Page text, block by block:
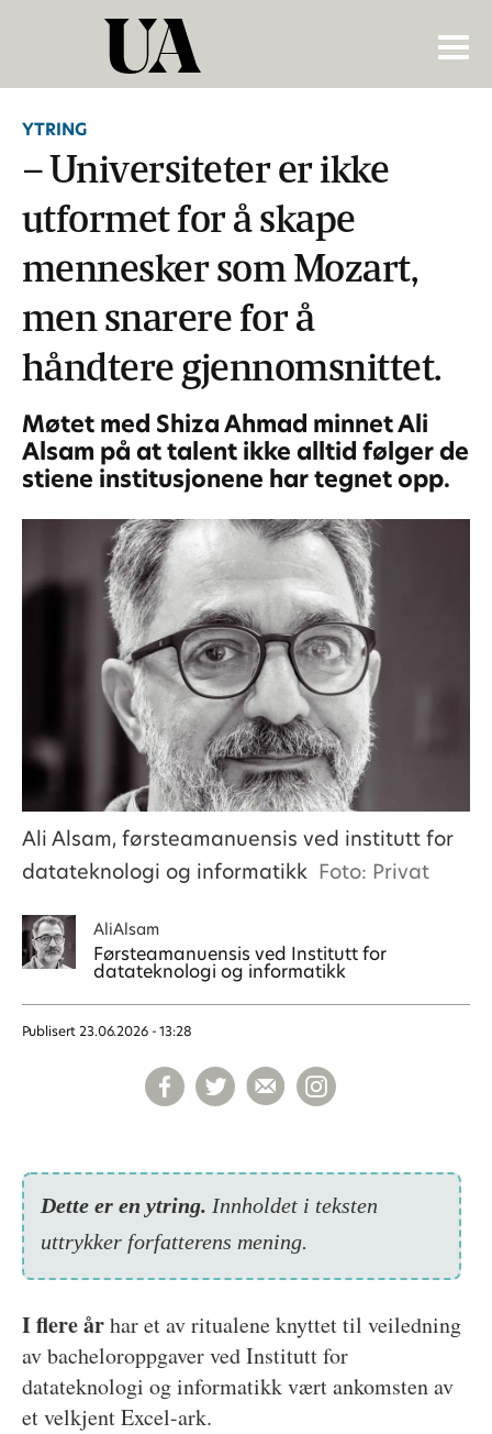
YTRING
– Universiteter er ikke
utformet for å skape
mennesker som Mozart,
men snarere for å
håndtere gjennomsnittet.
Møtet med Shiza Ahmad minnet Ali
Alsam på at talent ikke alltid følger de
stiene institusjonene har tegnet opp.
Ali Alsam, førsteamanuensis ved institutt for
datateknologi og informatikk Foto: Privat
AliAlsam
Førsteamanuensis ved Institutt for
datateknologi og informatikk
Publisert 23.06.2026 - 13:28
Dette er en ytring. Inn­holdet i teksten
uttrykker forfatterens mening.
I flere århar et av ritualene knyttet til veiledning
av bacheloroppgaver ved Institutt for
datateknologi og informatikk vært ankomsten av
et velkjent Excel-ark.